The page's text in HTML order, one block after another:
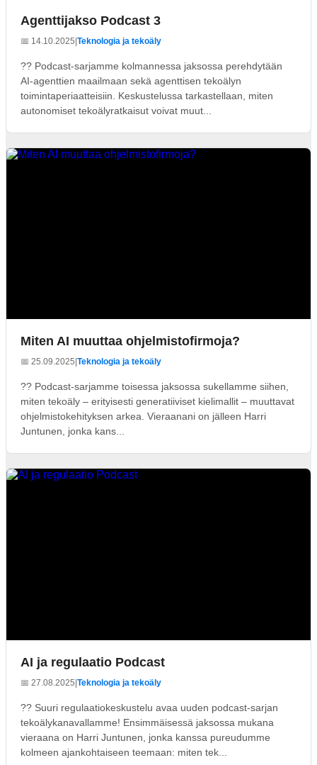
Agenttijakso Podcast 3
📅 14.10.2025|Teknologia ja tekoäly
?? Podcast-sarjamme kolmannessa jaksossa perehdytään
AI-agenttien maailmaan sekä agenttisen tekoälyn
toimintaperiaatteisiin. Keskustelussa tarkastellaan, miten
autonomiset tekoälyratkaisut voivat muut...
Miten AI muuttaa ohjelmistofirmoja?
📅 25.09.2025 Teknologia ja tekoäly
?? Podcast-sarjamme toisessa jaksossa sukellamme siihen,
miten tekoäly – erityisesti generatiiviset kielimallit – muuttavat
ohjelmistokehityksen arkea. Vieraanani on jälleen Harri
Juntunen, jonka kans...
AI ja regulaatio Podcast
📅 27.08.2025 Teknologia ja tekoäly
?? Suuri regulaatiokeskustelu avaa uuden podcast-sarjan
tekoälykanavallamme! Ensimmäisessä jaksossa mukana
vieraana on Harri Juntunen, jonka kanssa pureudumme
kolmeen ajankohtaiseen teemaan: miten tek...